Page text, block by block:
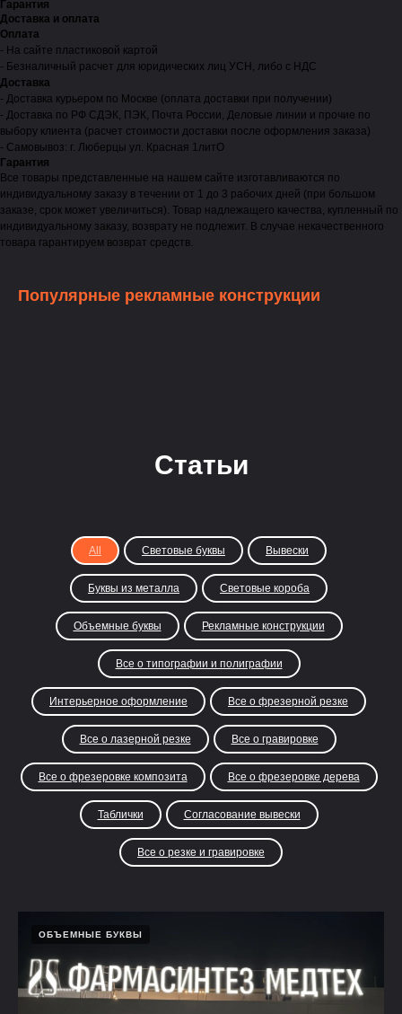
Гарантия
Доставка и оплата
Оплата
- На сайте пластиковой картой
- Безналичный расчет для юридических лиц УСН, либо с НДС
Доставка
- Доставка курьером по Москве (оплата доставки при получении)
- Доставка по РФ СДЭК, ПЭК, Почта России, Деловые линии и прочие по
выбору клиента (расчет стоимости доставки после оформления заказа)
- Самовывоз: г. Люберцы ул. Красная 1литО
Гарантия
Все товары представленные на нашем сайте изготавливаются по
индивидуальному заказу в течении от 1 до 3 рабочих дней (при большом
заказе, срок может увеличиться). Товар надлежащего качества, купленный по
индивидуальному заказу, возврату не подлежит. В случае некачественного
товара гарантируем возврат средств.
Популярные рекламные конструкции
Статьи
All Световые буквы Вывески
Буквы из металла Световые короба
Объемные буквы Рекламные конструкции
Все о типографии и полиграфии
Интерьерное оформление Все о фрезерной резке
Все о лазерной резке Все о гравировке
Все о фрезеровке композита Все о фрезеровке дерева
Таблички Согласование вывески
Все о резке и гравировке
ОБЪЕМНЫЕ БУКВЫ